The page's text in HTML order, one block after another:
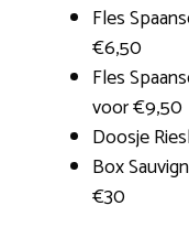
Fles
€6,50
Fles
voor €9,50
Doosje
Box
€30